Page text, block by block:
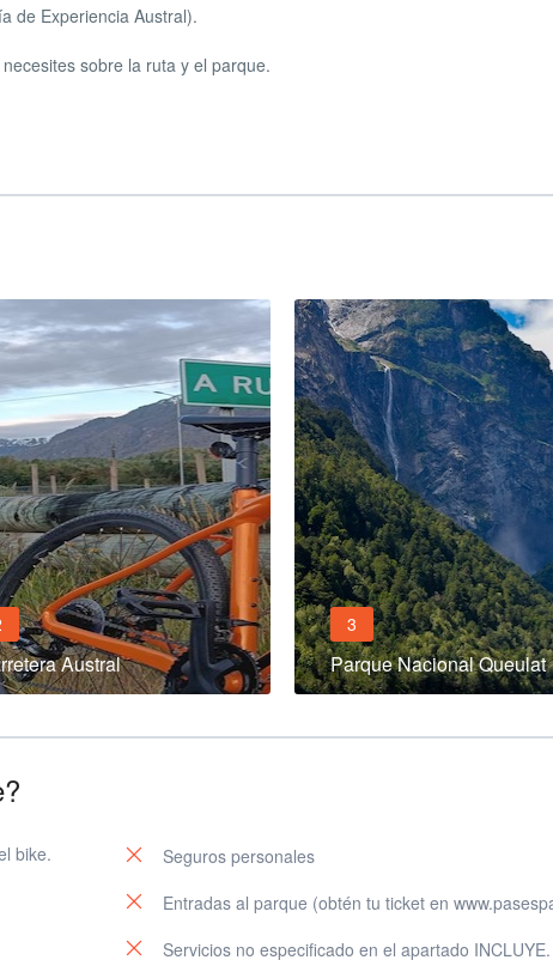
de Experiencia Austral).
sobre la ruta y el parque.
Austral
3
Parque Nacional Queulat
bike.
Seguros personales
Entradas al parque (obtén tu ticket en
Servicios no especificado en el apartado INCLUYE.